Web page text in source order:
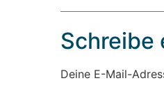
Schreibe
Deine E-Mail-